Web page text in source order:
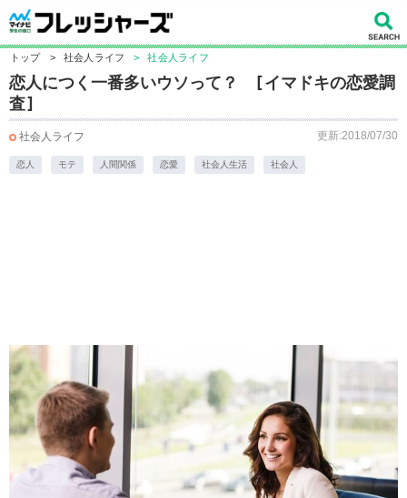
トップ > 社会人ライフ > 社会人ライフ
恋人につく一番多いウソって？ [イマドキの恋愛調
査]
社会人ライフ 更新:2018/07/30
恋人 モテ 人間関係 恋愛 社会人生活 社会人